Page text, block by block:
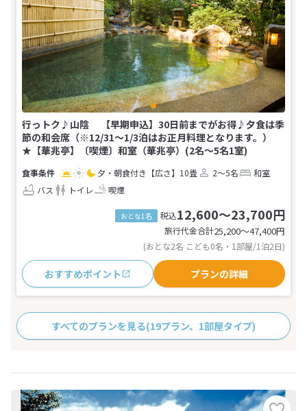
行っトク♪山陰 【早期申込】30日前までがお得♪夕食は季
節の和会席（※12/31～1/3泊はお正月料理となります。）
★【華兆亭】〔喫煙〕和室（華兆亭）(2名～5名1室)
夕・朝食付き 【広さ】10畳 2～5名
和室
バス
トイレ 喫煙
おとな1名 税込12,600～23,700円
旅行代金合計25,200〜47,400円
(おとな2名 こども0名・1部屋/1泊2日)
おすすめポイント プランの詳細
すべてのプランを見る(19プラン、1部屋タイプ)